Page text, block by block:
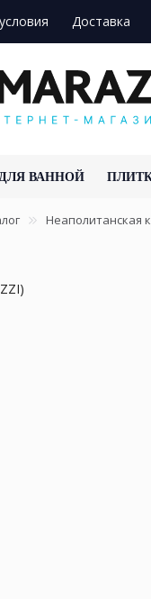
Доставка
ВАННОЙ
Неаполитанская